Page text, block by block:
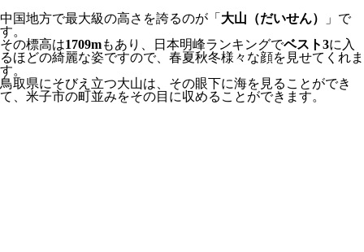
中国地方で最大級の高さを誇るのが「 大山（だいせん）
」で
す。
その標高は1709mもあり、日本明峰ランキングでベスト3に入
るほどの綺麗な姿ですので、春夏秋冬様々な顔を見せてくれま
す。
鳥取県にそびえ立つ大山は、その眼下に海を見ることができ
て、米子市の町並みをその目に収めることができます。